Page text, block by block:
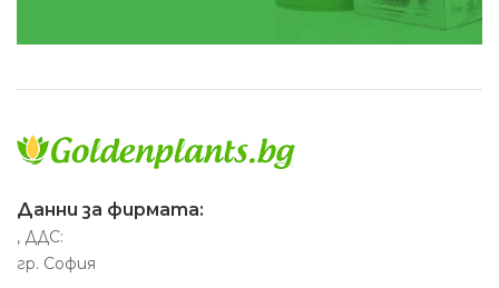
Данни за фирмата:
, ДДС:
гр. София